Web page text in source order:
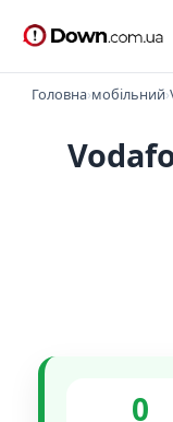
Головна›мобільний›
0